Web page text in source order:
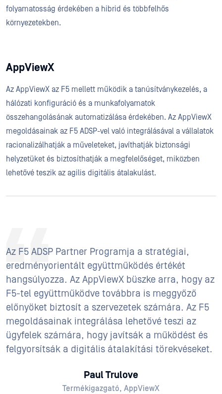
folyamatosság érdekében a hibrid és többfelhős
környezetekben.
AppViewX
Az AppViewX az F5 mellett működik a tanúsítványkezelés, a
hálózati konfiguráció és a munkafolyamatok
összehangolásának automatizálása érdekében. Az AppViewX
megoldásainak az F5 ADSP-vel való integrálásával a vállalatok
racionalizálhatják a műveleteket, javíthatják biztonsági
helyzetüket és biztosíthatják a megfelelőséget, miközben
lehetővé teszik az agilis digitális átalakulást.
Az F5 ADSP Partner Programja a stratégiai,
eredményorientált együttműködés értékét
hangsúlyozza. Az AppViewX büszke arra, hogy az
F5-tel együttműködve továbbra is meggyőző
előnyöket biztosít a szervezetek számára. Az F5
megoldásainak integrálása lehetővé teszi az
ügyfelek számára, hogy javítsák a működést és
felgyorsítsák a digitális átalakítási törekvéseket.
Paul Trulove
Termékigazgató, AppViewX